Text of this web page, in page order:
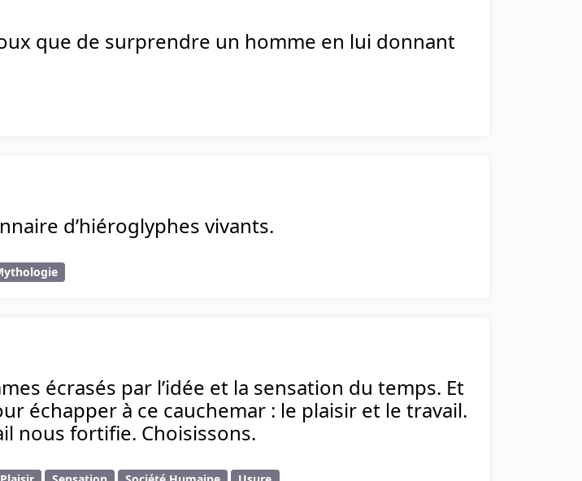
que de surprendre un homme en lui donnant
d’hiéroglyphes vivants.
écrasés par l’idée et la sensation du temps. Et
échapper à ce cauchemar : le plaisir et le travail.
nous fortifie. Choisissons.